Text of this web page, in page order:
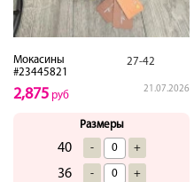
Мокасины
#23445821
27-42
21.07.2026
2,875 руб
Размеры
40 - +
36 - +